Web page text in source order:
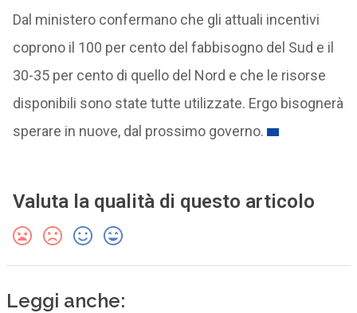
Dal ministero confermano che gli attuali incentivi
coprono il 100 per cento del fabbisogno del Sud e il
30-35 per cento di quello del Nord e che le risorse
disponibili sono state tutte utilizzate. Ergo bisognerà
sperare in nuove, dal prossimo governo.
Valuta la qualità di questo articolo
Leggi anche: